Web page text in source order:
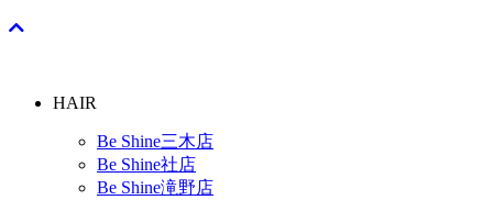
HAIR
Be Shine三木店
Be Shine社店
Be Shine滝野店